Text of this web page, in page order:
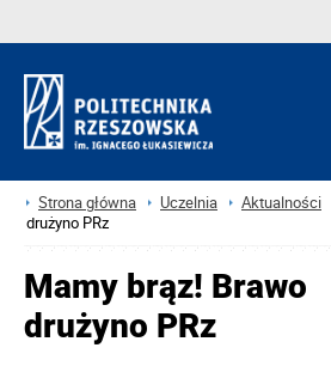
Strona główna Uczelnia Aktualności
drużyno PRz
Mamy brąz! Brawo
drużyno PRz